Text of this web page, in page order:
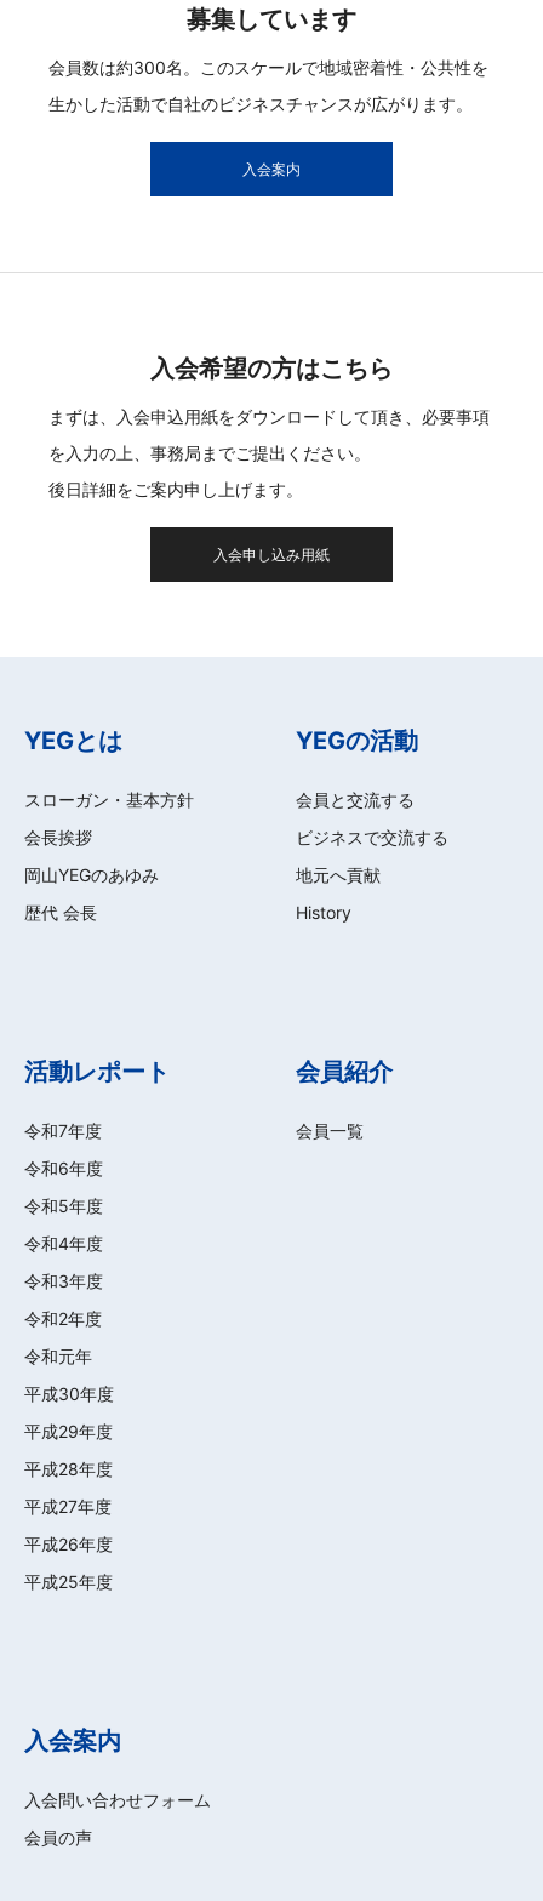
募集しています
会員数は約300名。このスケールで地域密着性・公共性を
生かした活動で自社のビジネスチャンスが広がります。
入会案内
入会希望の方はこちら
まずは、入会申込用紙をダウンロードして頂き、必要事項
を入力の上、事務局までご提出ください。
後日詳細をご案内申し上げます。
入会申し込み用紙
YEGとは
スローガン・基本方針
会長挨拶
岡山YEGのあゆみ
歴代 会長
YEGの活動
会員と交流する
ビジネスで交流する
地元へ貢献
History
活動レポート
令和7年度
令和6年度
令和5年度
令和4年度
令和3年度
令和2年度
令和元年
平成30年度
平成29年度
平成28年度
平成27年度
平成26年度
平成25年度
会員紹介
会員一覧
入会案内
入会問い合わせフォーム
会員の声